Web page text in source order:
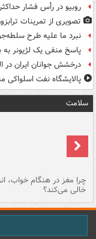
روبیو در رأس فشار
تصویری از تمرینات
نبرد ما علیه طرح
پاسخ منفی یک لژیونر به
درخشش جوانان ایران
پالایشگاه نفت اسلواکی
سلامت
چرا مغز در هنگام خواب،
خالی می‌کند؟